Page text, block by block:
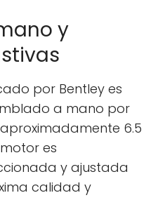
y
por Bentley es
a mano por
6.5
es
y ajustada
calidad y